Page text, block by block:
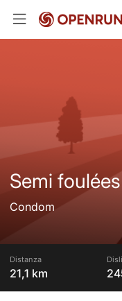
Semi
Condom
Distanza
21,1 km